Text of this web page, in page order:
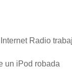
Radio
un iPod robada